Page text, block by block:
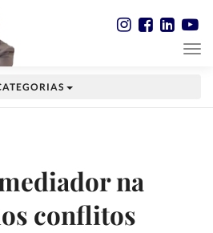
na
conflitos